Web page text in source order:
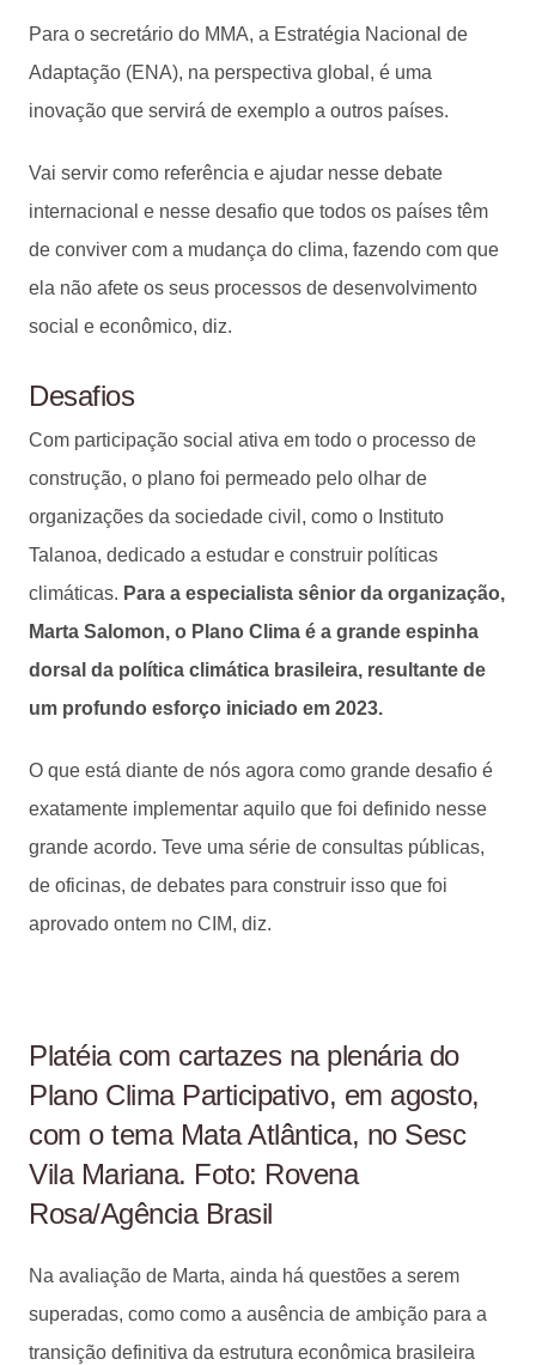
Para o secretário do MMA, a Estratégia Nacional de
Adaptação (ENA), na perspectiva global, é uma
inovação que servirá de exemplo a outros países.
Vai servir como referência e ajudar nesse debate
internacional e nesse desafio que todos os países têm
de conviver com a mudança do clima, fazendo com que
ela não afete os seus processos de desenvolvimento
social e econômico, diz.
Desafios
Com participação social ativa em todo o processo de
construção, o plano foi permeado pelo olhar de
organizações da sociedade civil, como o Instituto
Talanoa, dedicado a estudar e construir políticas
climáticas. Para a especialista sênior da organização,
Marta Salomon, o Plano Clima é a grande espinha
dorsal da política climática brasileira, resultante de
um profundo esforço iniciado em 2023.
O que está diante de nós agora como grande desafio é
exatamente implementar aquilo que foi definido nesse
grande acordo. Teve uma série de consultas públicas,
de oficinas, de debates para construir isso que foi
aprovado ontem no CIM, diz.
Platéia com cartazes na plenária do
Plano Clima Participativo, em agosto,
com o tema Mata Atlântica, no Sesc
Vila Mariana. Foto: Rovena
Rosa/Agência Brasil
Na avaliação de Marta, ainda há questões a serem
superadas, como como a ausência de ambição para a
transição definitiva da estrutura econômica brasileira